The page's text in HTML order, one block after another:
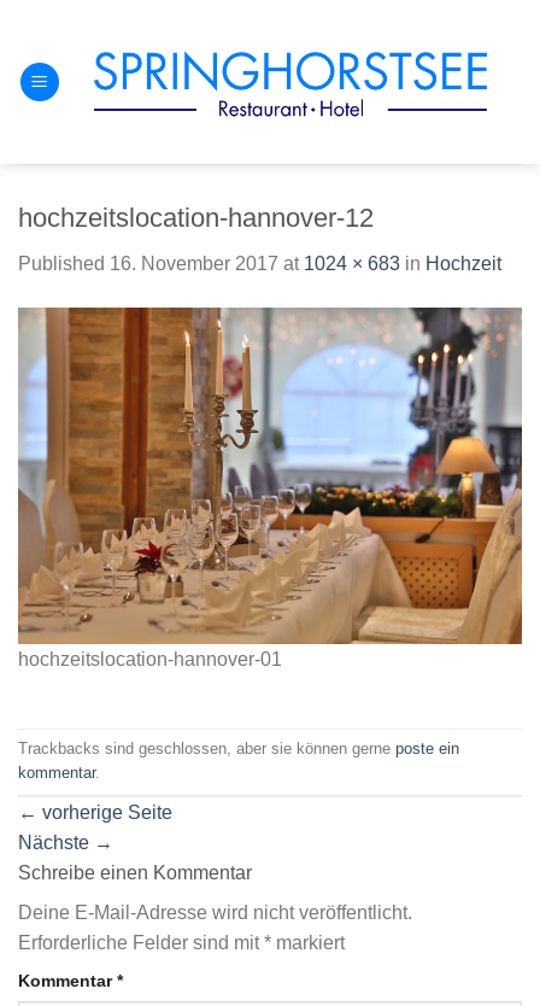
content
hochzeitslocation-hannover-12
Published 16. November 2017 at 1024 × 683 in Hochzeit
hochzeitslocation-hannover-01
Trackbacks sind geschlossen, aber sie können gerne poste ein
kommentar.
← vorherige Seite
Nächste →
Schreibe einen Kommentar
Deine E-Mail-Adresse wird nicht veröffentlicht.
Erforderliche Felder sind mit* markiert
Kommentar*